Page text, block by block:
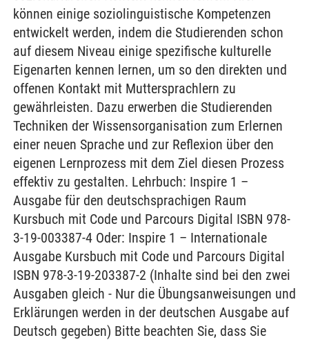
können einige soziolinguistische Kompetenzen
entwickelt werden, indem die Studierenden schon
auf diesem Niveau einige spezifische kulturelle
Eigenarten kennen lernen, um so den direkten und
offenen Kontakt mit Muttersprachlern zu
gewährleisten. Dazu erwerben die Studierenden
Techniken der Wissensorganisation zum Erlernen
einer neuen Sprache und zur Reflexion über den
eigenen Lernprozess mit dem Ziel diesen Prozess
effektiv zu gestalten. Lehrbuch: Inspire 1 –
Ausgabe für den deutschsprachigen Raum
Kursbuch mit Code und Parcours Digital ISBN 978-
3-19-003387-4 Oder: Inspire 1 – Internationale
Ausgabe Kursbuch mit Code und Parcours Digital
ISBN 978-3-19-203387-2 (Inhalte sind bei den zwei
Ausgaben gleich - Nur die Übungsanweisungen und
Erklärungen werden in der deutschen Ausgabe auf
Deutsch gegeben) Bitte beachten Sie, dass Sie